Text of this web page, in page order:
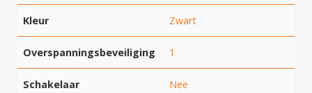
Kleur Zwart
Overspanningsbeveiliging 1
Schakelaar Nee